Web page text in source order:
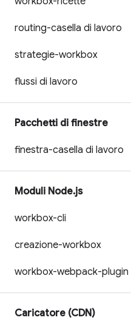
routing-casella di lavoro
strategie-workbox
flussi di lavoro
Pacchetti di finestre
finestra-casella di lavoro
Moduli Node.js
workbox-cli
creazione-workbox
workbox-webpack-plugin
Caricatore (CDN)